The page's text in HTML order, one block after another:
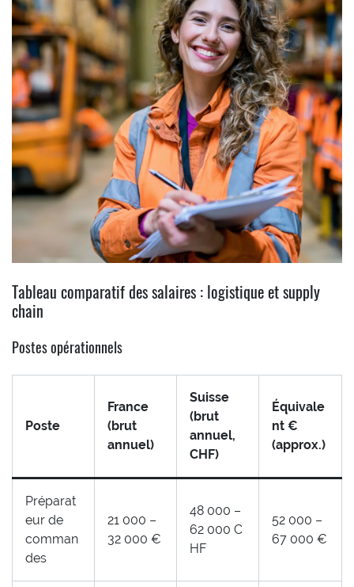
Tableau comparatif des salaires : logistique et supply
chain
Postes opérationnels
Poste
France
(brut
annuel)
Suisse
(brut
annuel,
CHF)
Équivale
nt €
(approx.)
Préparat
eur de
comman
des
21 000 –
32 000 €
48 000 –
62 000 C
HF
52 000 –
67 000 €